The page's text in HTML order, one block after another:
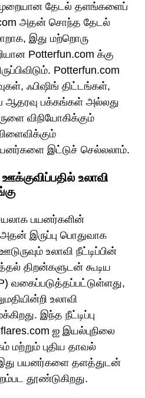
முறையான தேடல் தளங்களைப்
அதன் சொந்த தேடல்
இது மற்றொரு
Potterfun.com க்கு
Potterfun.com
ஃபிஷிங் திட்டங்கள்,
ஆதரவு பக்கங்கள் அல்லது
விநியோகிக்கும்
இட்டுச் செல்லலாம்.
உலாவி
பயனர்களின்
இருப்பு பொதுவாக
உலாவி நீட்டிப்பின்
திறன்களுடன் கூடிய
வகைப்படுத்தப்பட்டுள்ளது,
உலாவி
இந்த நீட்டிப்பு
ஐ இயல்புநிலை
மற்றும் புதிய தாவல்
பயனர்களை தளத்துடன்
தூண்டுகிறது.